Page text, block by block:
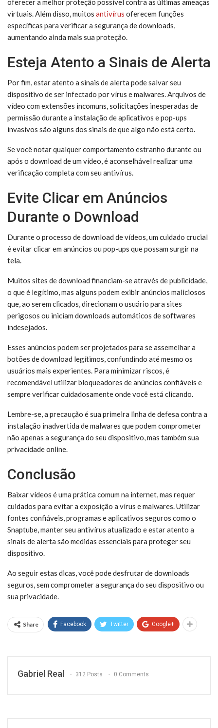
oferecer a melhor proteção possível contra as últimas ameaças
virtuais. Além disso, muitos antivírus oferecem funções
específicas para verificar a segurança de downloads,
aumentando ainda mais sua proteção.
Esteja Atento a Sinais de Alerta
Por fim, estar atento a sinais de alerta pode salvar seu
dispositivo de ser infectado por vírus e malwares. Arquivos de
vídeo com extensões incomuns, solicitações inesperadas de
permissão durante a instalação de aplicativos e pop-ups
invasivos são alguns dos sinais de que algo não está certo.
Se você notar qualquer comportamento estranho durante ou
após o download de um vídeo, é aconselhável realizar uma
verificação completa com seu antivírus.
Evite Clicar em Anúncios
Durante o Download
Durante o processo de download de vídeos, um cuidado crucial
é evitar clicar em anúncios ou pop-ups que possam surgir na
tela.
Muitos sites de download financiam-se através de publicidade,
o que é legítimo, mas alguns podem exibir anúncios maliciosos
que, ao serem clicados, direcionam o usuário para sites
perigosos ou iniciam downloads automáticos de softwares
indesejados.
Esses anúncios podem ser projetados para se assemelhar a
botões de download legítimos, confundindo até mesmo os
usuários mais experientes. Para minimizar riscos, é
recomendável utilizar bloqueadores de anúncios confiáveis e
sempre verificar cuidadosamente onde você está clicando.
Lembre-se, a precaução é sua primeira linha de defesa contra a
instalação inadvertida de malwares que podem comprometer
não apenas a segurança do seu dispositivo, mas também sua
privacidade online.
Conclusão
Baixar vídeos é uma prática comum na internet, mas requer
cuidados para evitar a exposição a vírus e malwares. Utilizar
fontes confiáveis, programas e aplicativos seguros como o
Snaptube, manter seu antivírus atualizado e estar atento a
sinais de alerta são medidas essenciais para proteger seu
dispositivo.
Ao seguir estas dicas, você pode desfrutar de downloads
seguros, sem comprometer a segurança do seu dispositivo ou
sua privacidade.
Share Facebook Twitter Google+
Gabriel Real 312 Posts 0 Comments